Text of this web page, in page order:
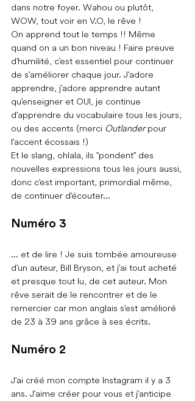
dans notre foyer. Wahou ou plutôt,
WOW, tout voir en V.O, le rêve !
On apprend tout le temps !! Même
quand on a un bon niveau ! Faire preuve
d'humilité, c'est essentiel pour continuer
de s'améliorer chaque jour. J'adore
apprendre, j'adore apprendre autant
qu'enseigner et OUI, je continue
d'apprendre du vocabulaire tous les jours,
ou des accents (merci Outlander pour
l'accent écossais !)
Et le slang, ohlala, ils "pondent" des
nouvelles expressions tous les jours aussi,
donc c'est important, primordial même,
de continuer d'écouter...
Numéro 3
... et de lire ! Je suis tombée amoureuse
d'un auteur, Bill Bryson, et j'ai tout acheté
et presque tout lu, de cet auteur. Mon
rêve serait de le rencontrer et de le
remercier car mon anglais s'est amélioré
de 23 à 39 ans grâce à ses écrits.
Numéro 2
J'ai créé mon compte Instagram il y a 3
ans. J'aime créer pour vous et j'anticipe